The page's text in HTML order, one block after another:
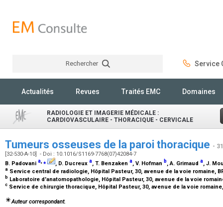
Rechercher Service
Actualités Revues Traités EMC Domaines
RADIOLOGIE ET IMAGERIE MÉDICALE :
CARDIOVASCULAIRE - THORACIQUE - CERVICALE
Tumeurs osseuses de la paroi thoracique -
[32-530-A-10] - Doi : 10.1016/S1169-7768(07)42084-7
B. Padovani a,⁎ , D. Ducreux a, T. Benzaken a, V. Hofman b, A. Grimaud a, J.
a Service central de radiologie, Hôpital Pasteur, 30, avenue de la voie romaine,
b Laboratoire d'anatomopathologie, Hôpital Pasteur, 30, avenue de la voie
c Service de chirurgie thoracique, Hôpital Pasteur, 30, avenue de la voie
Auteur correspondant.